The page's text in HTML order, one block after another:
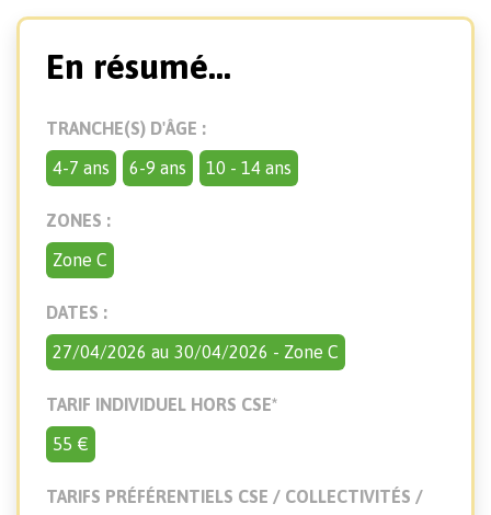
En résumé...
TRANCHE(S) D'ÂGE :
4-7 ans
6-9 ans 10 - 14 ans
ZONES :
Zone C
DATES :
27/04/2026 au 30/04/2026 - Zone C
TARIF INDIVIDUEL HORS CSE*
55 €
TARIFS PRÉFÉRENTIELS CSE / COLLECTIVITÉS /